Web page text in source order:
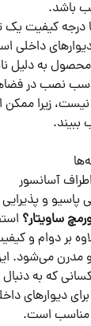
باشد.
درجه کیفیت
داخلی
به دلیل
نصب در
نیست، زیرا
ببیند.
آسانسور
و پذیرایی
ساویتار؟
بر دوام و
می‌شود.
که به
دیوارهای
مناسب است.